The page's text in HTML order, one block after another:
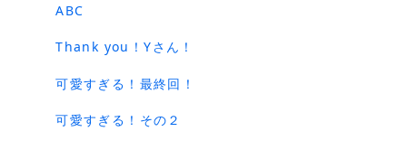
ABC
Thank you！Yさん！
可愛すぎる！最終回！
可愛すぎる！その２